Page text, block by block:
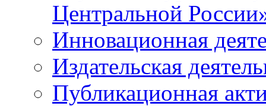
Центральной
Инновационная
Издательская
Публикационная